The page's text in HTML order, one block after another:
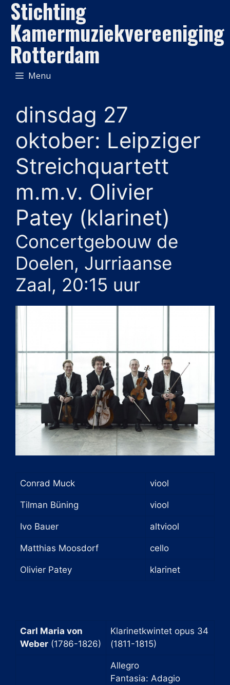
naar
inhoud
Stichting
Kamermuziekvereeniging
Rotterdam
Menu
dinsdag 27
oktober: Leipziger
Streichquartett
m.m.v. Olivier
Patey (klarinet)
Concertgebouw de
Doelen, Jurriaanse
Zaal, 20:15 uur
Conrad Muck viool
Tilman Büning viool
Ivo Bauer altviool
Matthias Moosdorf cello
Olivier Patey klarinet
Carl Maria von
Weber (1786-1826)
Klarinetkwintet opus 34
(1811-1815)
Allegro
Fantasia: Adagio